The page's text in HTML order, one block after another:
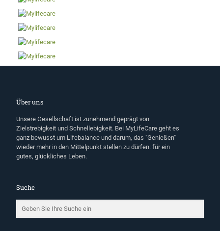
Über uns
Unsere Gesellschaft ist zunehmend geprägt von
Zielstrebigkeit und Schnellebigkeit. Bei MyLifeCare geht es
ganz bewusst um Lifebalance und darum, das "Genießen"
wieder mehr in den Mittelpunkt stellen zu dürfen: für ein
gutes, glückliches Leben.
Suche